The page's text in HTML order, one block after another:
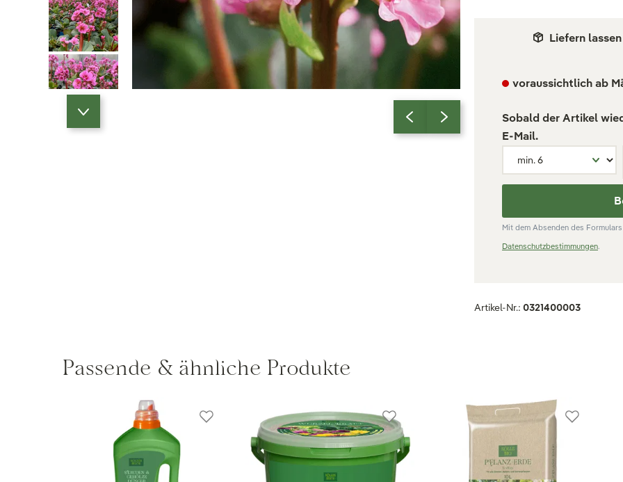
Liefern lassen
voraussichtlich ab
Sobald der Artikel
E-Mail.
Mit dem Absenden des
Datenschutzbestimmungen.
Artikel-Nr.: 0321400003
Passende & ähnliche Produkte